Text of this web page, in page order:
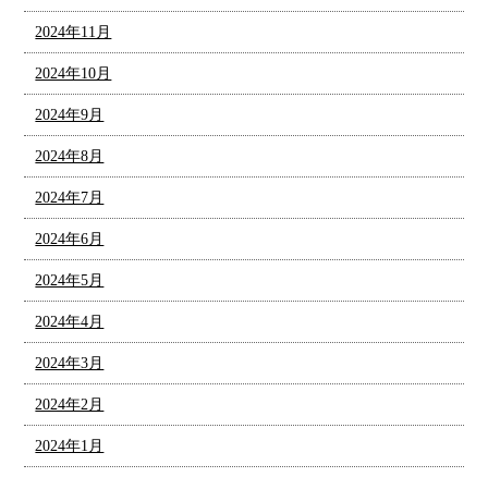
2024年11月
2024年10月
2024年9月
2024年8月
2024年7月
2024年6月
2024年5月
2024年4月
2024年3月
2024年2月
2024年1月